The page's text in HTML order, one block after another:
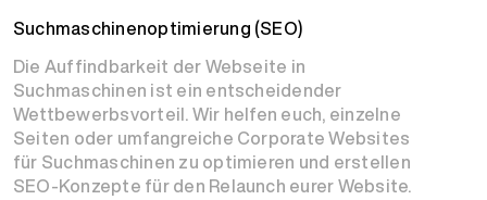
Such­maschinen­optimierung (SEO)
Die Auffindbarkeit der Webseite in
Suchmaschinen ist ein entscheidender
Wettbewerbsvorteil. Wir helfen euch, einzelne
Seiten oder umfangreiche Corporate Websites
für Suchmaschinen zu optimieren und erstellen
SEO-Konzepte für den Relaunch eurer Website.